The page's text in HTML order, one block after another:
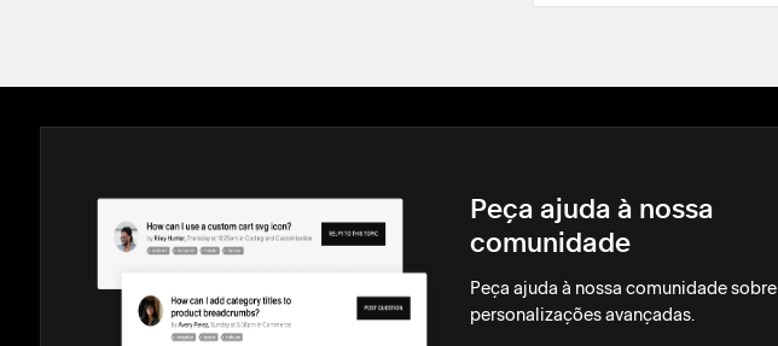
Peça ajuda à nossa
comunidade
Peça ajuda à nossa comunidade sobre
personalizações avançadas.